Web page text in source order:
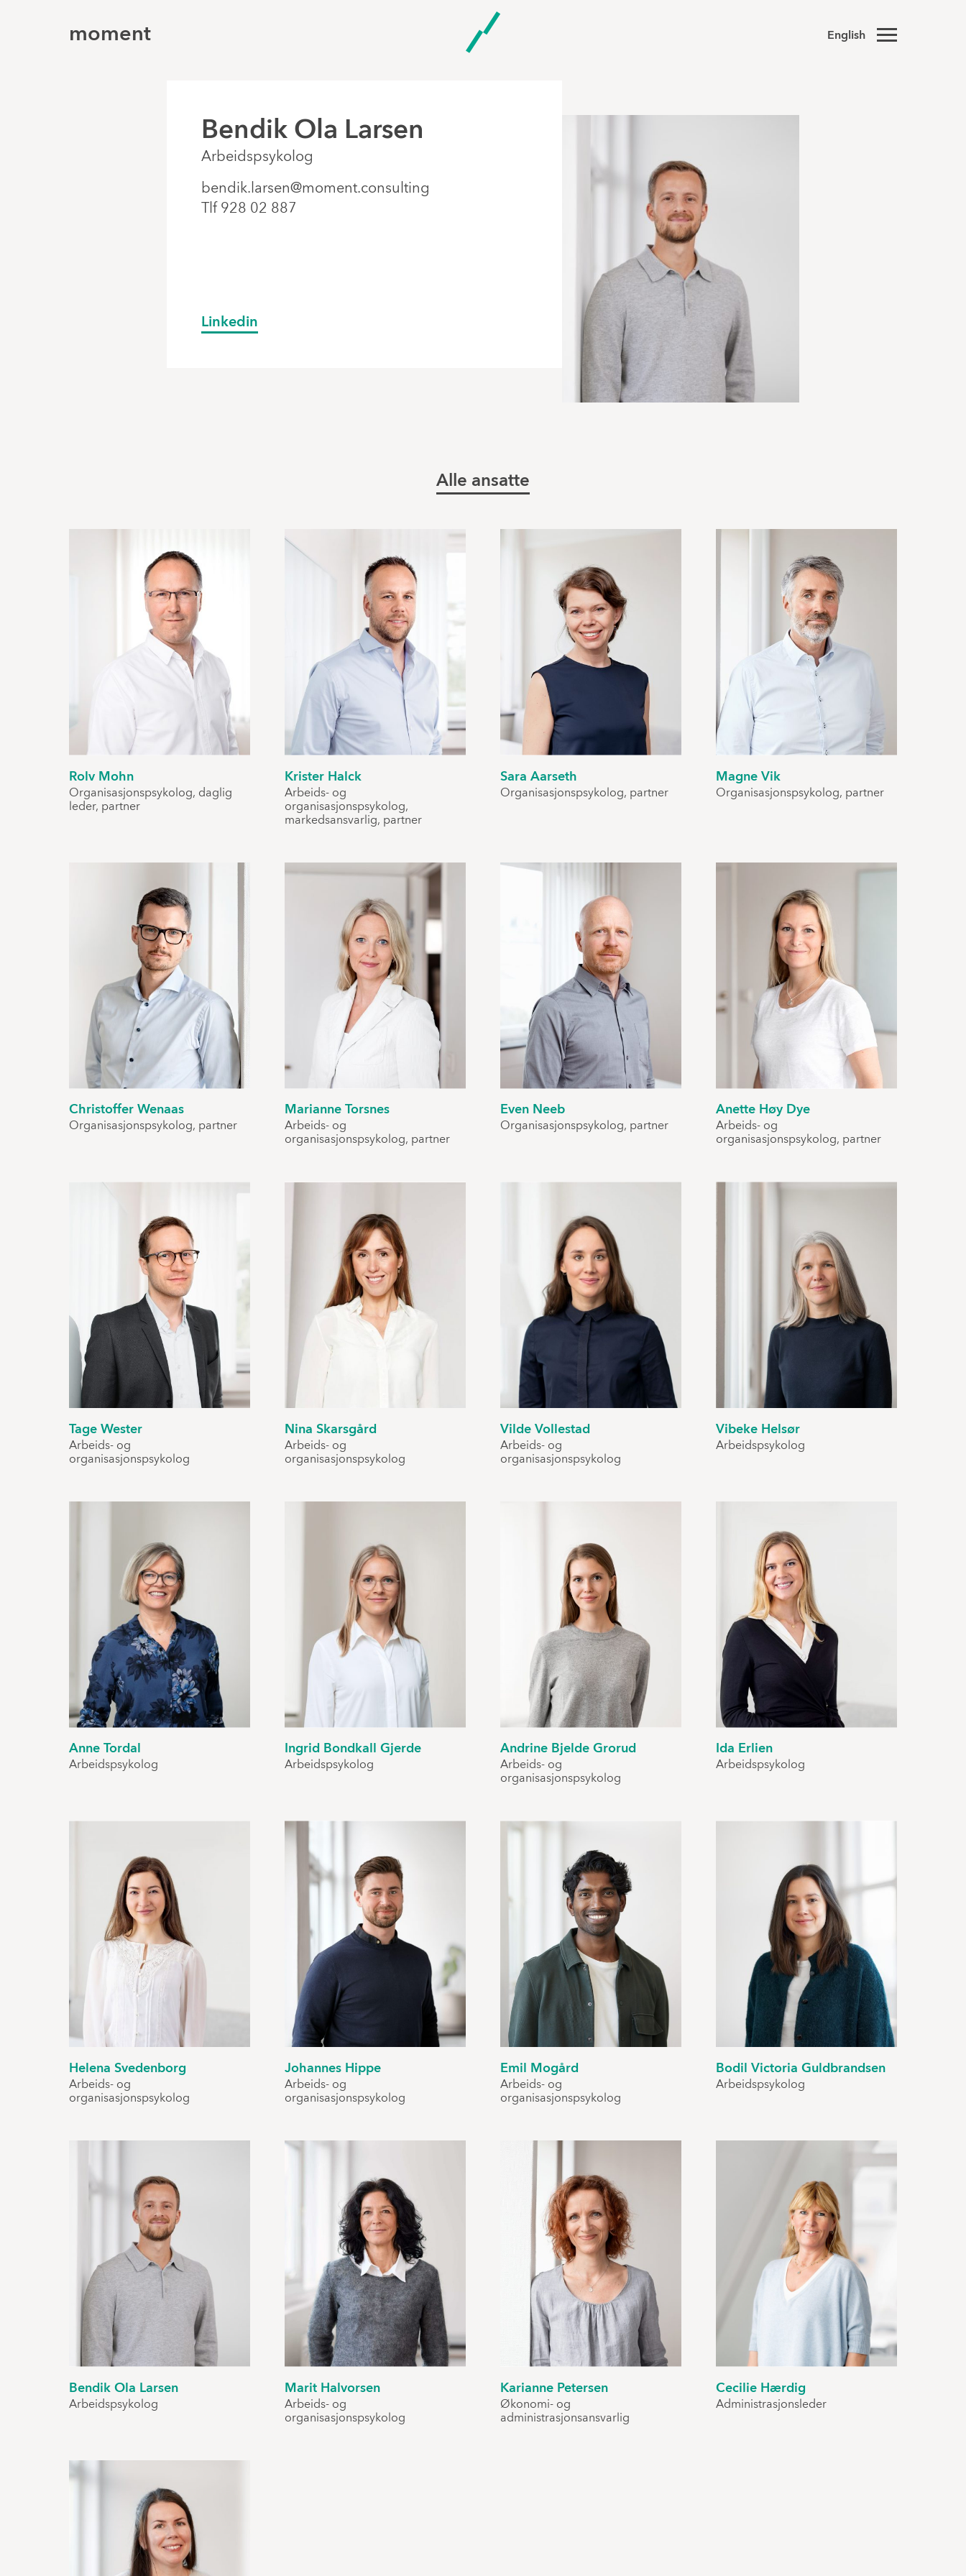
moment English
Bendik Ola Larsen
Arbeidspsykolog
bendik.larsen@moment.consulting
Tlf 928 02 887
Linkedin
Alle ansatte
Rolv Mohn
Organisasjonspsykolog, daglig
leder, partner
Krister Halck
Arbeids- og
organisasjonspsykolog,
markedsansvarlig, partner
Sara Aarseth
Organisasjonspsykolog, partner
Magne Vik
Organisasjonspsykolog, partner
Christoffer Wenaas
Organisasjonspsykolog, partner
Marianne Torsnes
Arbeids- og
organisasjonspsykolog, partner
Even Neeb
Organisasjonspsykolog, partner
Anette Høy Dye
Arbeids- og
organisasjonspsykolog, partner
Tage Wester
Arbeids- og
organisasjonspsykolog
Nina Skarsgård
Arbeids- og
organisasjonspsykolog
Vilde Vollestad
Arbeids- og
organisasjonspsykolog
Vibeke Helsør
Arbeidspsykolog
Anne Tordal
Arbeidspsykolog
Ingrid Bondkall Gjerde
Arbeidspsykolog
Andrine Bjelde Grorud
Arbeids- og
organisasjonspsykolog
Ida Erlien
Arbeidspsykolog
Helena Svedenborg
Arbeids- og
organisasjonspsykolog
Johannes Hippe
Arbeids- og
organisasjonspsykolog
Emil Mogård
Arbeids- og
organisasjonspsykolog
Bodil Victoria Guldbrandsen
Arbeidspsykolog
Bendik Ola Larsen
Arbeidspsykolog
Marit Halvorsen
Arbeids- og
organisasjonspsykolog
Karianne Petersen
Økonomi- og
administrasjonsansvarlig
Cecilie Hærdig
Administrasjonsleder